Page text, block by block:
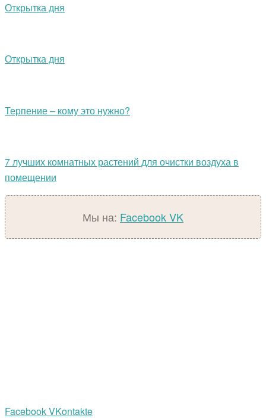
Открытка дня
Открытка дня
Терпение – кому это нужно?
7 лучших комнатных растений для очистки воздуха в
помещении
Мы на: FacebookVK
FacebookVKontakte